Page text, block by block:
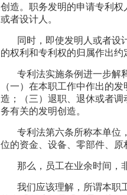
创造。职务发明的申请专利
或者设计人。
同时，即使发明人或者设
的权利和专利权的归属作出
专利法实施条例进一步解
（一）在本职工作中作出的
造；（三）退职、退休或者
务有关的发明创造。
专利法第六条所称本单位
位的资金、设备、零部件、
那么，员工在业余时间，
我们应该理解，所谓本职